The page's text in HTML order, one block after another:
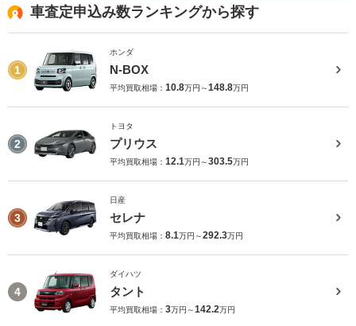
車査定申込み数ランキングから探す
1
ホンダ
N-BOX
平均買取相場： 10.8万円～148.8万円
2
トヨタ
プリウス
平均買取相場： 12.1万円～303.5万円
3
日産
セレナ
平均買取相場： 8.1万円～292.3万円
4
ダイハツ
タント
平均買取相場： 3万円～142.2万円